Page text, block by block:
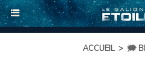
ACCUEIL > 🗯️